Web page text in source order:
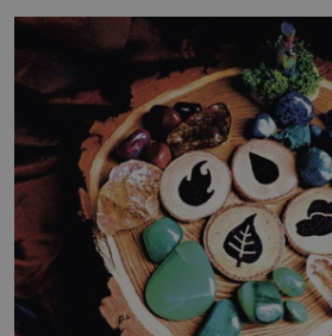
fyzický ani psychický nátlak. Syn
chce být knězem a